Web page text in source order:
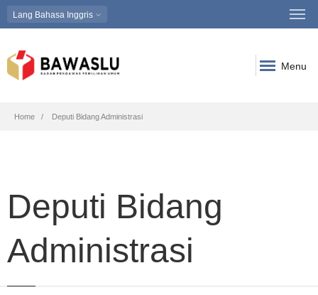
Lang Bahasa Inggris
Menu
Breadcrumb
Home Deputi Bidang Administrasi
Deputi Bidang
Administrasi